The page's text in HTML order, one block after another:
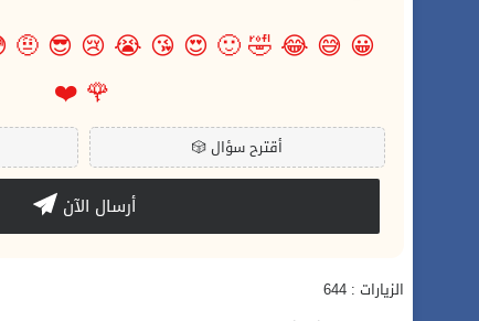
😀
😅
😂
🤣
🙂
😍
😘
😭
😢
😎
🤨
🌹
❤️
🎲أقترح سؤال
أرسال الآن
الزيارات : 644